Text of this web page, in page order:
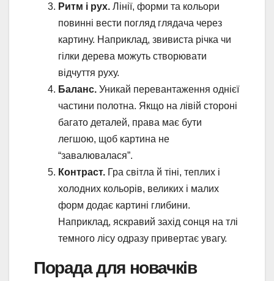
Ритм і рух. Лінії, форми та кольори
повинні вести погляд глядача через
картину. Наприклад, звивиста річка чи
гілки дерева можуть створювати
відчуття руху.
Баланс. Уникай перевантаження однієї
частини полотна. Якщо на лівій стороні
багато деталей, права має бути
легшою, щоб картина не
“завалювалася”.
Контраст. Гра світла й тіні, теплих і
холодних кольорів, великих і малих
форм додає картині глибини.
Наприклад, яскравий захід сонця на тлі
темного лісу одразу привертає увагу.
Порада для новачків